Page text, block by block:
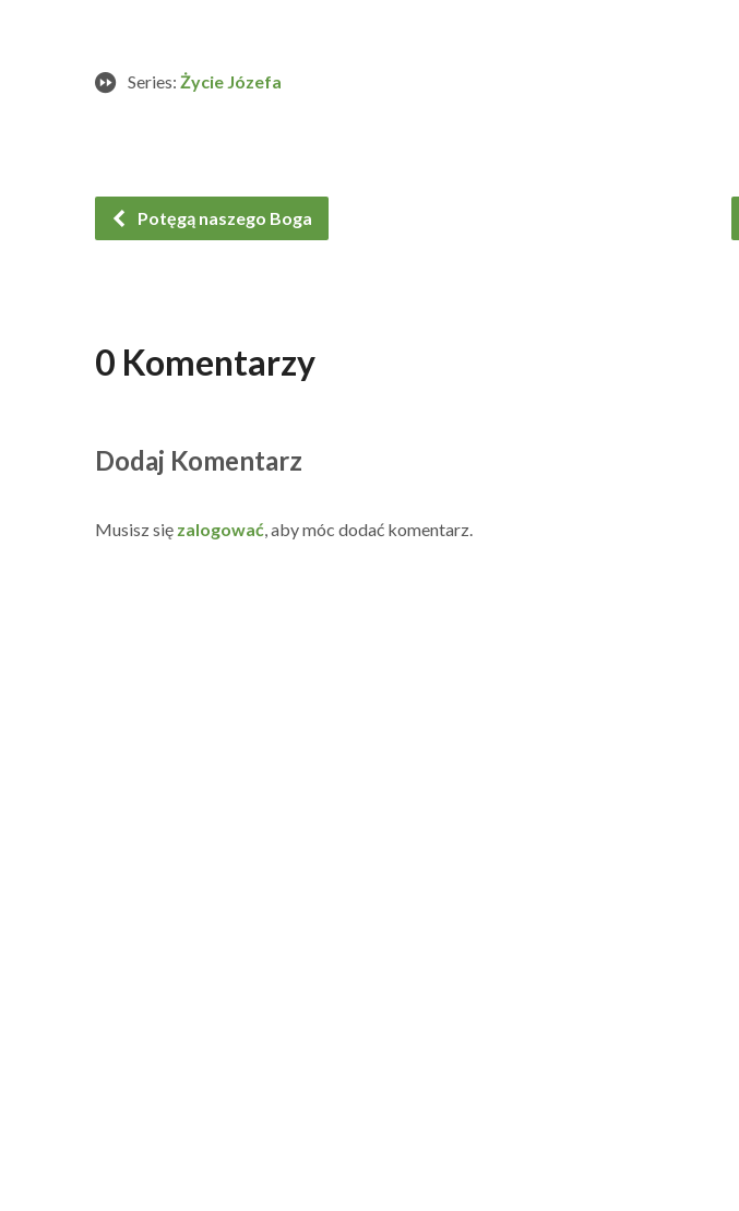
Series: Życie Józefa
Potęgą naszego Boga
0 Komentarzy
Dodaj Komentarz
Musisz się zalogować, aby móc dodać komentarz.